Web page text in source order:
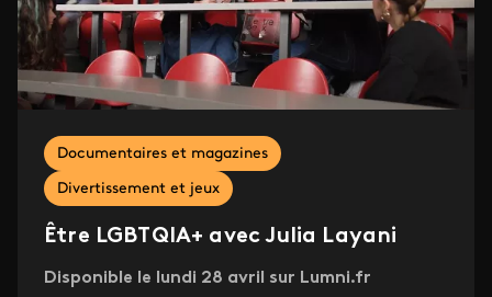
Documentaires et magazines
Divertissement et jeux
Être LGBTQIA+ avec Julia Layani
Disponible le lundi 28 avril sur Lumni.fr